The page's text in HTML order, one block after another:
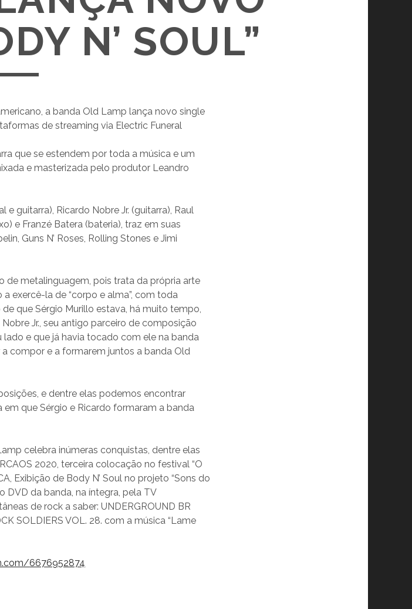
N’ SOUL”
a banda Old Lamp lança novo single
de streaming via Electric Funeral
que se estendem por toda a música e um
e masterizada pelo produtor Leandro
guitarra), Ricardo Nobre Jr. (guitarra), Raul
e Franzé Batera (bateria), traz em suas
Guns N’ Roses, Rolling Stones e Jimi
de metalinguagem, pois trata da própria arte
exercê-la de “corpo e alma”, com toda
que Sérgio Murillo estava, há muito tempo,
Jr., seu antigo parceiro de composição
lado e que já havia tocado com ele na banda
compor e a formarem juntos a banda Old
e dentre elas podemos encontrar
que Sérgio e Ricardo formaram a banda
celebra inúmeras conquistas, dentre elas
2020, terceira colocação no festival “O
Exibição de Body N’ Soul no projeto “Sons do
DVD da banda, na íntegra, pela TV
de rock a saber: UNDERGROUND BR
SOLDIERS VOL. 28. com a música “Lame
6676952874